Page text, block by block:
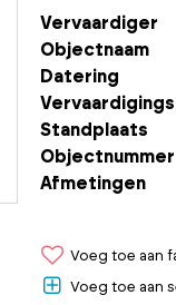
Vervaardiger
Objectnaam
Datering
Standplaats
Objectnummer
Afmetingen
Voeg toe aan
Voeg toe aan